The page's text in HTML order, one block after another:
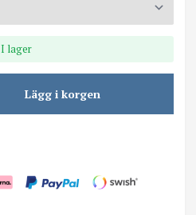
I lager
Lägg i korgen